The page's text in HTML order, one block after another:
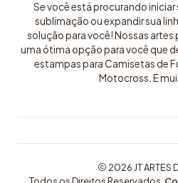
Se você está procurando
sublimação ou expandir sua
solução para você! Nossas
uma ótima opção para você que
estampas para Camisetas de
Motocross. E
2026 JT ARTES